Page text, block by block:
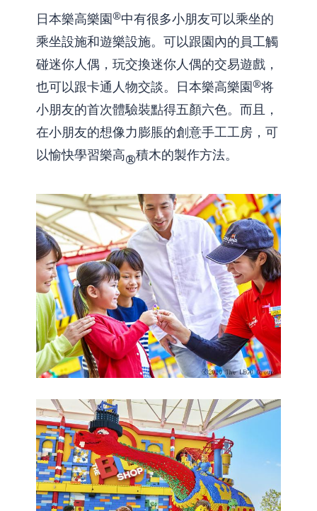
日本樂高樂園®中有很多小朋友可以乘坐的
乘坐設施和遊樂設施。可以跟園內的員工觸
碰迷你人偶，玩交換迷你人偶的交易遊戲，
也可以跟卡通人物交談。日本樂高樂園®将
小朋友的首次體驗裝點得五顏六色。而且，
在小朋友的想像力膨脹的創意手工工房，可
以愉快學習樂高®積木的製作方法。